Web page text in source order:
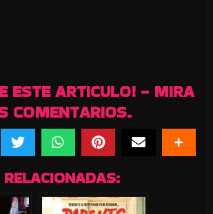
ESTE ARTICULO! - MIRA
COMENTARIOS.